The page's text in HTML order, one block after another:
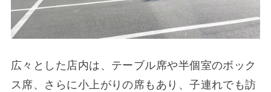
広々とした店内は、テーブル席や半個室のボック
ス席、さらに小上がりの席もあり、子連れでも訪